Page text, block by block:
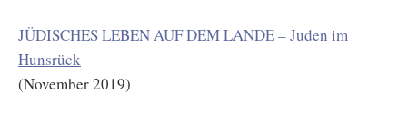
JÜDISCHES LEBEN AUF DEM LANDE – Juden im
Hunsrück
(November 2019)